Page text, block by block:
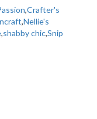
,Crafter's
,Nellie's
,shabby chic,Snip